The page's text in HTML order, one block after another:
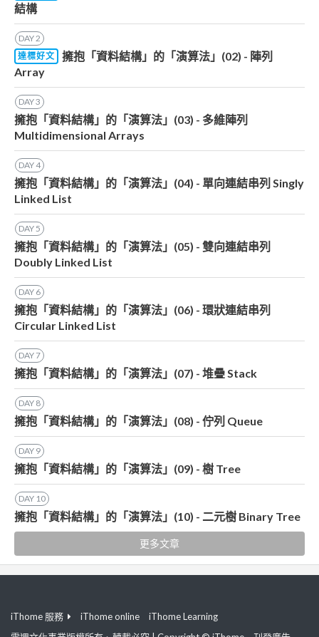
結構
DAY2
達標好文
擁抱「資料結構」的「演算法」(02) - 陣列
Array
DAY3
擁抱「資料結構」的「演算法」(03) - 多維陣列
Multidimensional Arrays
DAY4
擁抱「資料結構」的「演算法」(04) - 單向連結串列 Singly
Linked List
DAY5
擁抱「資料結構」的「演算法」(05) - 雙向連結串列
Doubly Linked List
DAY 6
擁抱「資料結構」的「演算法」(06) - 環狀連結串列
Circular Linked List
DAY7
擁抱「資料結構」的「演算法」(07) - 堆疊 Stack
DAY 8
擁抱「資料結構」的「演算法」(08) - 佇列 Queue
DAY 9
擁抱「資料結構」的「演算法」(09) - 樹 Tree
DAY 10
擁抱「資料結構」的「演算法」(10) - 二元樹 Binary Tree
更多文章
iThome 服務 iThome online
iThome Learning